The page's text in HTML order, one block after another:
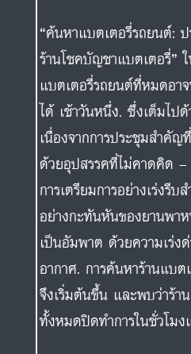
“ค้นหาแบตเตอรี่รถยนต์:
ร้านโชคบัญชาแบตเตอรี่”
แบตเตอรี่รถยนต์ที่หมดอา
ได้ เช้าวันหนึ่ง. ซึ่งเต็มไป
เนื่องจากการประชุมสำคัญ
ด้วยอุปสรรคที่ไม่คาดคิด
การเตรียมการอย่างเร่งรีบ
อย่างกะทันหันของยานพา
เป็นอัมพาต ด้วยความเร่
อากาศ. การค้นหาร้านแบต
จึงเริ่มต้นขึ้น และพบว่าร้า
ทั้งหมดปิดทำการในชั่วโม